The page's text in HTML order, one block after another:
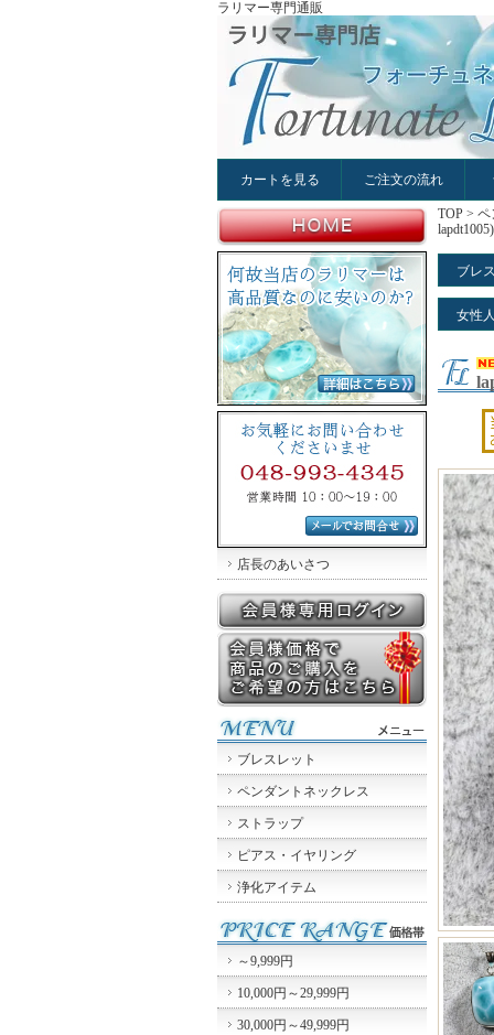
ラリマー専門通販
カートを見る ご注文の流れ
店長のあいさつ
ブレスレット
ペンダントネックレス
ストラップ
ピアス・イヤリング
浄化アイテム
～9,999円
10,000円～29,999円
30,000円～49,999円
TOP > ペ
lapdt1005)
ブレ
女性